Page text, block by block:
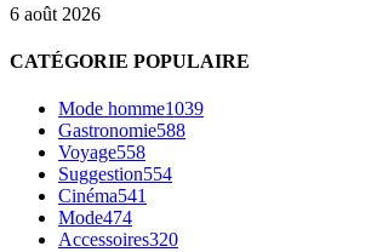
6 août 2026
CATÉGORIE POPULAIRE
Mode homme1039
Gastronomie588
Voyage558
Suggestion554
Cinéma541
Mode474
Accessoires320